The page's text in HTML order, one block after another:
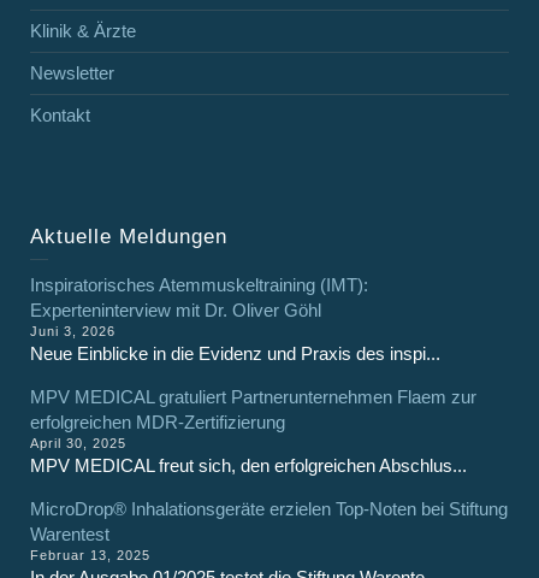
Klinik & Ärzte
Newsletter
Kontakt
Aktuelle Meldungen
Inspiratorisches Atemmuskeltraining (IMT):
Experteninterview mit Dr. Oliver Göhl
Juni 3, 2026
Neue Einblicke in die Evidenz und Praxis des inspi...
MPV MEDICAL gratuliert Partnerunternehmen Flaem zur
erfolgreichen MDR-Zertifizierung
April 30, 2025
MPV MEDICAL freut sich, den erfolgreichen Abschlus...
MicroDrop® Inhalationsgeräte erzielen Top-Noten bei Stiftung
Warentest
Februar 13, 2025